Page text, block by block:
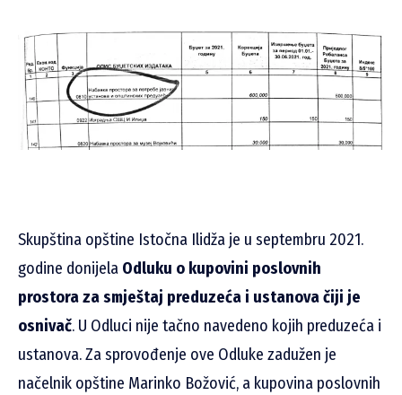
Skupština opštine Istočna Ilidža je u septembru 2021.
godine donijela Odluku o kupovini poslovnih
prostora za smještaj preduzeća i ustanova čiji je
osnivač. U Odluci nije tačno navedeno kojih preduzeća i
ustanova. Za sprovođenje ove Odluke zadužen je
načelnik opštine Marinko Božović, a kupovina poslovnih